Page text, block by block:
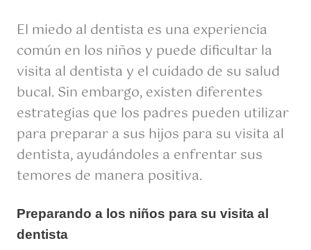
El miedo al dentista es una experiencia
común en los niños y puede dificultar la
visita al dentista y el cuidado de su salud
bucal. Sin embargo, existen diferentes
estrategias que los padres pueden utilizar
para preparar a sus hijos para su visita al
dentista, ayudándoles a enfrentar sus
temores de manera positiva.
Preparando a los niños para su visita al
dentista